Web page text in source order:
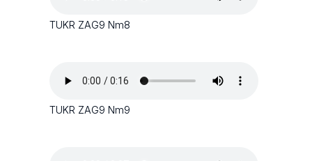
TUKR ZAG9 Nm8
TUKR ZAG9 Nm9